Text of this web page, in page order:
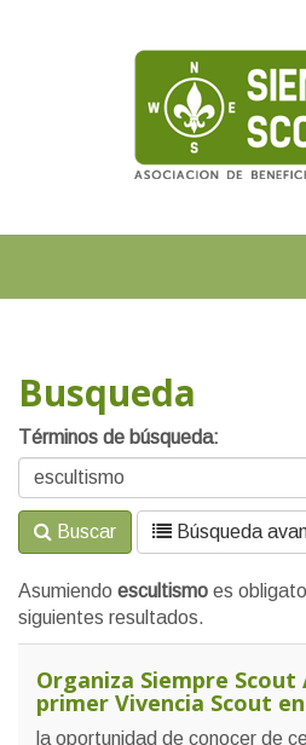
Busqueda
Términos de búsqueda:
Buscar Búsqueda
Asumiendo escultismo es
siguientes resultados.
Organiza Siempre Scout
primer Vivencia Scout
la oportunidad de conocer de